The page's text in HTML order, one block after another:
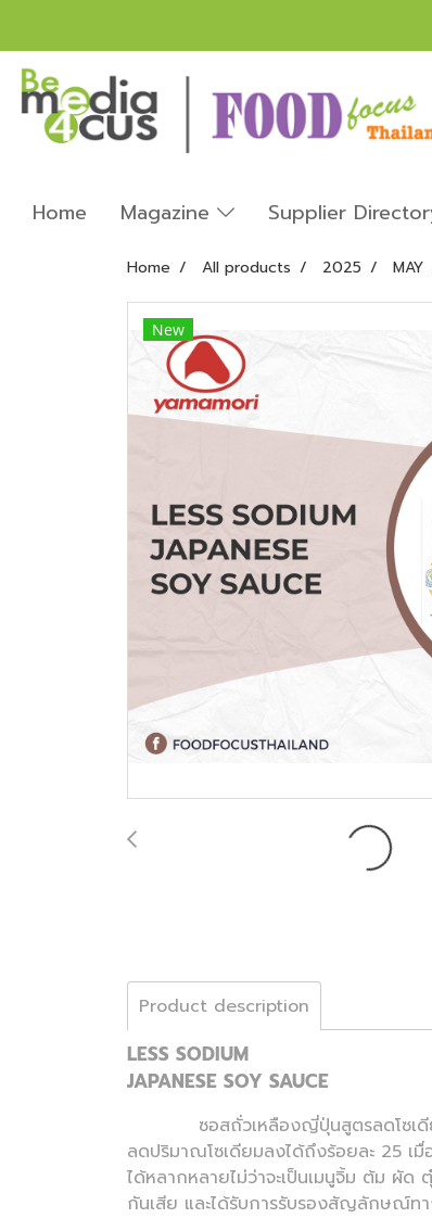
Home Magazine Supplier
Home All products 2025 MAY
New
Product description
LESS SODIUM
JAPANESE SOY SAUCE
ซอสถั่วเหลืองญี่ปุ่นสูตรลดโซเดียม ผ
ลดปริมาณโซเดียมลงได้ถึงร้อยละ 25 เ
ได้หลากหลายไม่ว่าจะเป็นเมนูจิ้ม ต้ม ผั
กันเสีย และได้รับการรับรองสัญลักษณ์ท